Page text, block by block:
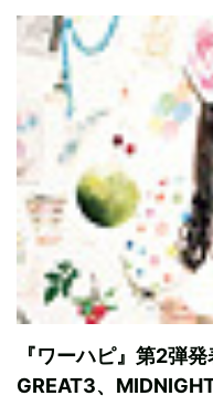
『ワーハピ』第2弾
GREAT3、